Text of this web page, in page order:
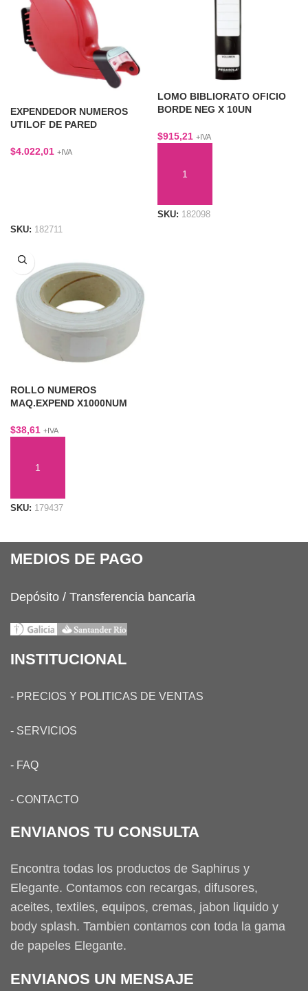
EXPENDEDOR NUMEROS
UTILOF DE PARED
$4.022,01 +IVA
SKU: 182711
LOMO BIBLIORATO OFICIO
BORDE NEG X 10UN
$915,21 +IVA
SKU: 182098
ROLLO NUMEROS
MAQ.EXPEND X1000NUM
$38,61 +IVA
SKU: 179437
MEDIOS DE PAGO
Depósito / Transferencia bancaria
INSTITUCIONAL
- PRECIOS Y POLITICAS DE VENTAS
- SERVICIOS
- FAQ
- CONTACTO
ENVIANOS TU CONSULTA
Encontra todas los productos de Saphirus y
Elegante. Contamos con recargas, difusores,
aceites, textiles, equipos, cremas, jabon liquido y
body splash. Tambien contamos con toda la gama
de papeles Elegante.
ENVIANOS UN MENSAJE